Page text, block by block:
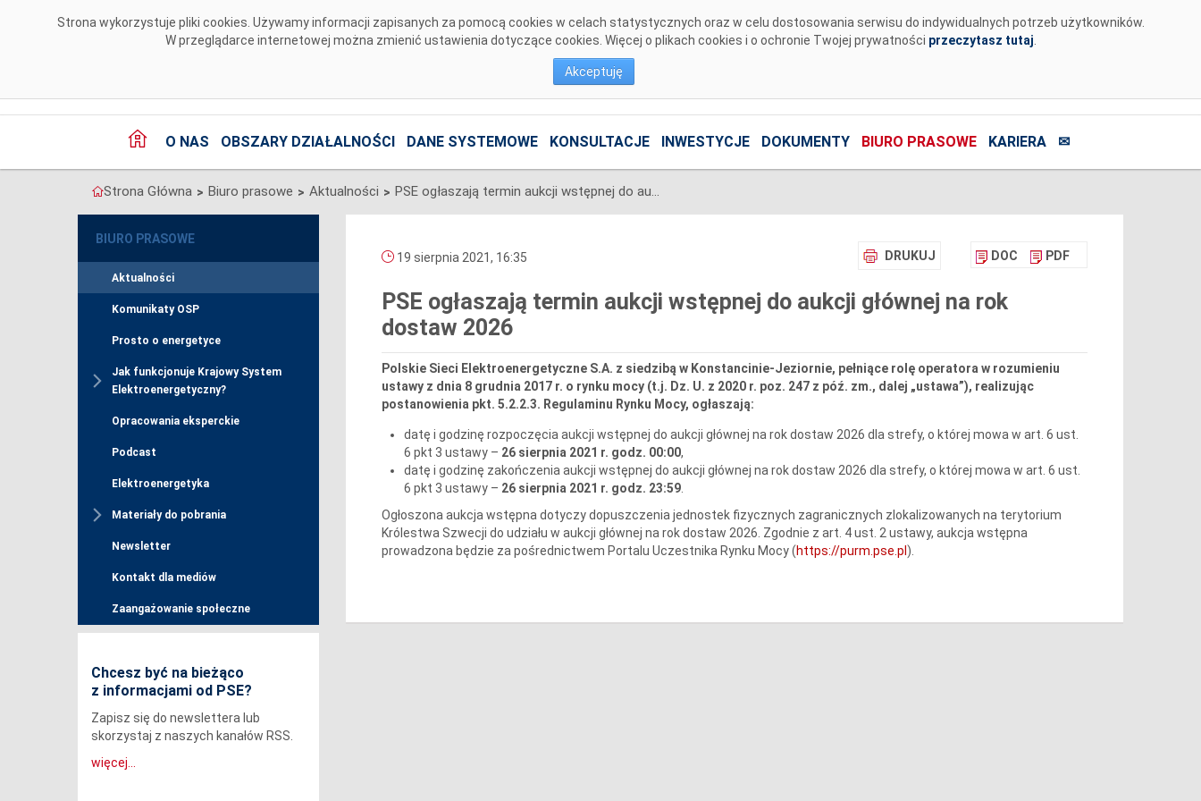
Strona wykorzystuje pliki cookies. Używamy informacji zapisanych za pomocą cookies w celach statystycznych oraz w celu dostosowania serwisu do indywidualnych potrzeb użytkowników.
W przeglądarce internetowej można zmienić ustawienia dotyczące cookies. Więcej o plikach cookies i o ochronie Twojej prywatności przeczytasz tutaj
Akceptuję
O NAS OBSZARY DZIAŁALNOŚCI DANE SYSTEMOWE KONSULTACJE INWESTYCJE DOKUMENTY BIURO PRASOWE KARIERA ✉
Strona Główna > Biuro prasowe > Aktualności > PSE ogłaszają termin aukcji wstępnej do aukcji głównej na rok dostaw 2026
BIURO PRASOWE
Aktualności
Komunikaty OSP
Prosto o energetyce
Jak funkcjonuje Krajowy System
Elektroenergetyczny?
Opracowania eksperckie
Podcast
Elektroenergetyka
Materiały do pobrania
Newsletter
Kontakt dla mediów
Zaangażowanie społeczne
Chcesz być na bieżąco
z informacjami od PSE?
Zapisz się do newslettera lub
skorzystaj z naszych kanałów RSS.
więcej...
DRUKUJ DOC PDF
19 sierpnia 2021, 16:35
PSE ogłaszają termin aukcji wstępnej do aukcji głównej na rok
dostaw 2026
Polskie Sieci Elektroenergetyczne S.A. z siedzibą w Konstancinie-Jeziornie, pełniące rolę operatora w rozumieniu
ustawy z dnia 8 grudnia 2017 r. o rynku mocy (t.j. Dz. U. z 2020 r. poz. 247 z póź. zm., dalej „ustawa”), realizując
postanowienia pkt. 5.2.2.3. Regulaminu Rynku Mocy, ogłaszają:
datę i godzinę rozpoczęcia aukcji wstępnej do aukcji głównej na rok dostaw 2026 dla strefy, o której mowa w art. 6 ust.
6 pkt 3 ustawy – 26 sierpnia 2021 r. godz. 00:00,
datę i godzinę zakończenia aukcji wstępnej do aukcji głównej na rok dostaw 2026 dla strefy, o której mowa w art. 6 ust.
6 pkt 3 ustawy – 26 sierpnia 2021 r. godz. 23:59.
Ogłoszona aukcja wstępna dotyczy dopuszczenia jednostek fizycznych zagranicznych zlokalizowanych na terytorium
Królestwa Szwecji do udziału w aukcji głównej na rok dostaw 2026. Zgodnie z art. 4 ust. 2 ustawy, aukcja wstępna
prowadzona będzie za pośrednictwem Portalu Uczestnika Rynku Mocy (https://purm.pse.pl ).